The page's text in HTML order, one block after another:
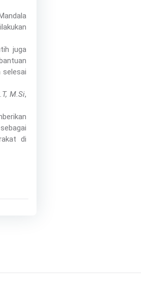
juga
selesai
M.Si,
di